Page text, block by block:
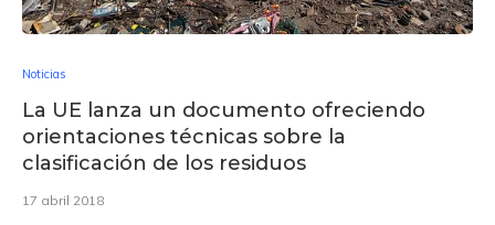
Noticias
La UE lanza un documento ofreciendo
orientaciones técnicas sobre la
clasificación de los residuos
17 abril 2018